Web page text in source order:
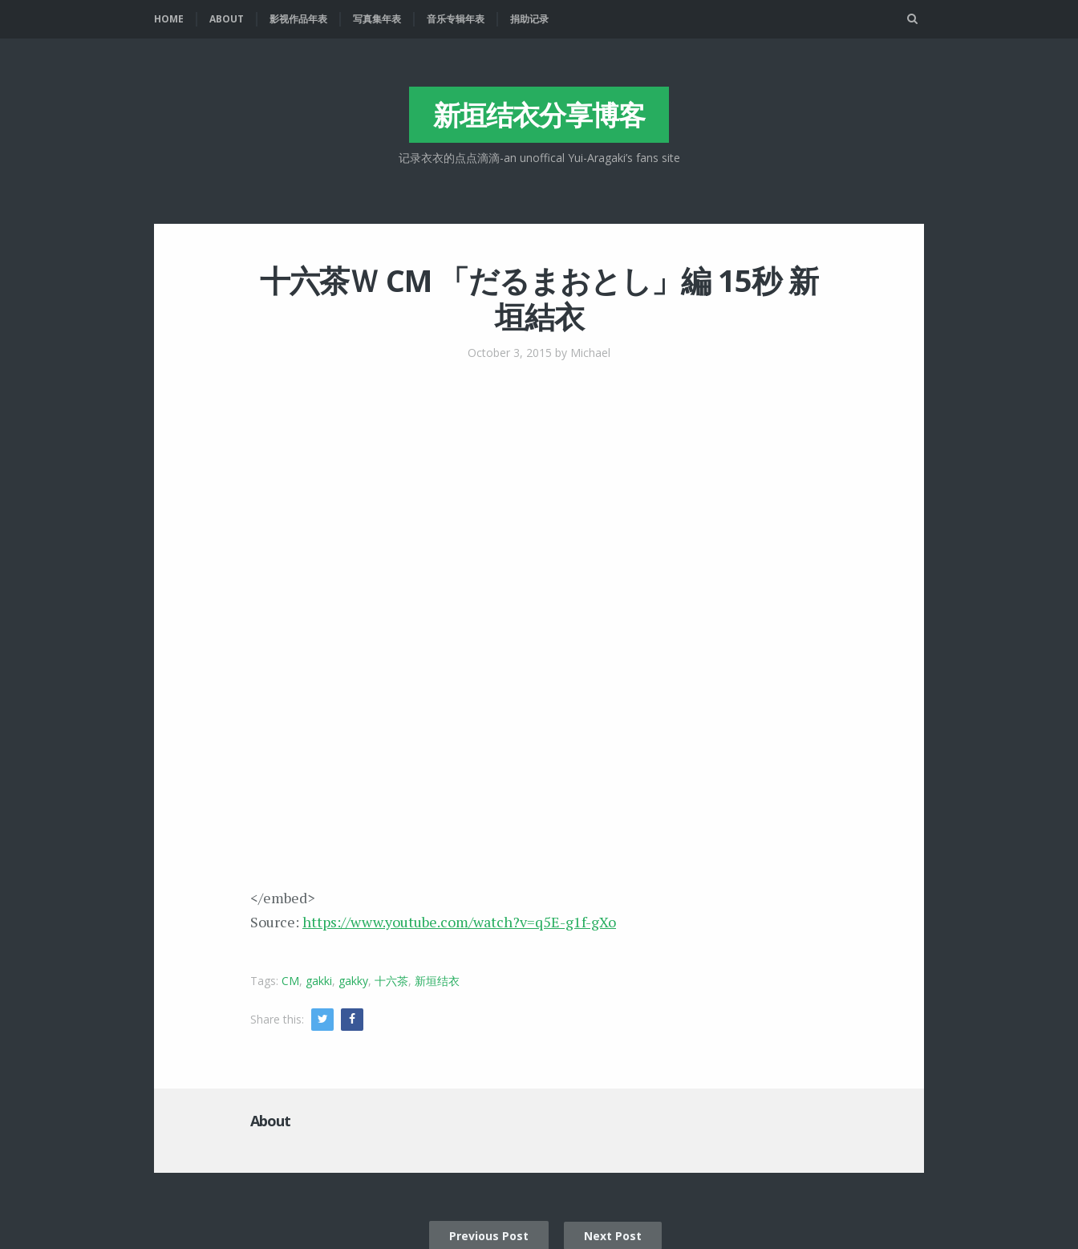
HOME ABOUT 影视作品年表 写真集年表 音乐专辑年表 捐助记录 Search
新垣结衣分享博客
记录衣衣的点点滴滴-an unoffical Yui-Aragaki’s fans site
十六茶Ｗ CM 「だるまおとし」編 15秒 新
垣結衣
October 3, 2015 by Michael
</embed>
Source: https://www.youtube.com/watch?v=q5E-g1f-gXo
Tags: CM, gakki, gakky, 十六茶, 新垣结衣
Share this: Twitter
About
Previous Post Next Post